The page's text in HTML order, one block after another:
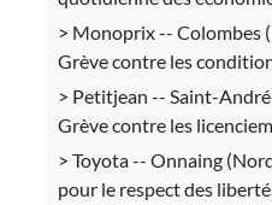
Monoprix -- Colombes
Grève contre les
Petitjean -- Saint-
Grève contre les
Toyota -- Onnaing
pour le respect des